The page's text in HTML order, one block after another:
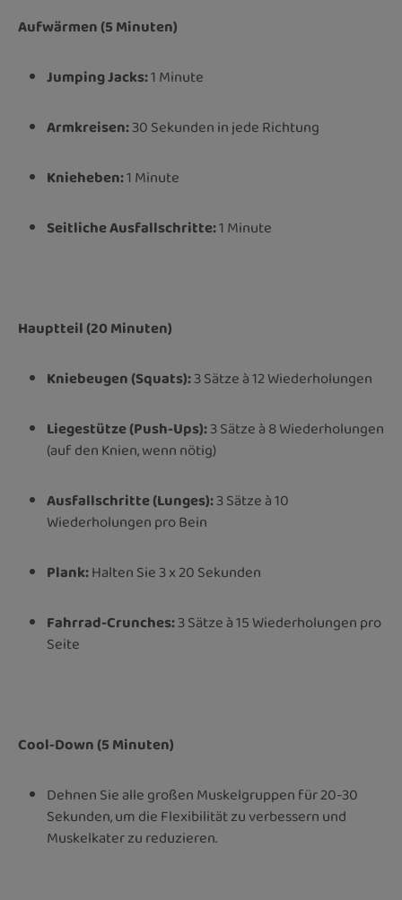
Aufwärmen (5 Minuten)
Jumping Jacks:1 Minute
Armkreisen:30 Sekunden in jede Richtung
Knieheben:1 Minute
Seitliche Ausfallschritte:1 Minute
Hauptteil (20 Minuten)
Kniebeugen (Squats):3 Sätze à 12 Wiederholungen
Liegestütze (Push-Ups):3 Sätze à 8 Wiederholungen
(auf den Knien, wenn nötig)
Ausfallschritte (Lunges):3 Sätze à 10
Wiederholungen pro Bein
Plank:Halten Sie 3 x 20 Sekunden
Fahrrad-Crunches:3 Sätze à 15 Wiederholungen pro
Seite
Cool-Down (5 Minuten)
Dehnen Sie alle großen Muskelgruppen für 20-30
Sekunden, um die Flexibilität zu verbessern und
Muskelkater zu reduzieren.